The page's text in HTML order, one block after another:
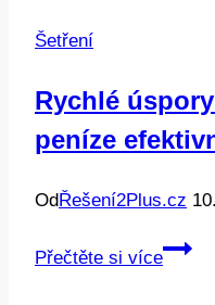
Šetření
Rychlé
peníze
OdŘešení2Plus.cz
Přečtěte si více
Rychlé